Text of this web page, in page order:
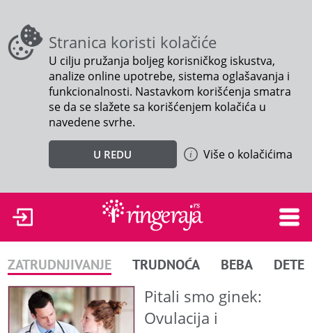
Stranica koristi kolačiće
U cilju pružanja boljeg korisničkog iskustva,
analize online upotrebe, sistema oglašavanja i
funkcionalnosti. Nastavkom korišćenja smatra
se da se slažete sa korišćenjem kolačića u
navedene svrhe.
U REDU Više o kolačićima
ZATRUDNJIVANJE TRUDNOĆA BEBA DETE
Pitali smo ginek:
Ovulacija i